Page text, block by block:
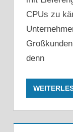
CPUs zu
denn